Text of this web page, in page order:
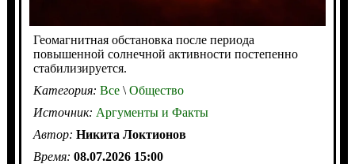
Геомагнитная обстановка после периода
повышенной солнечной активности постепенно
стабилизируется.
Категория: Все\Общество
Источник: Аргументы и Факты
Автор: Никита Локтионов
Время: 08.07.2026 15:00